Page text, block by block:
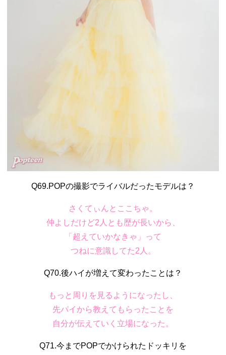
Q69.POPの撮影でライバルだったモデルは？
さくてぃんとここちゃ。
仲よしだけど2人とも歴が長いから、
「超えていかなきゃ」って
つねに意識してた2人。
Q70.後ハイが増えて変わったことは？
もっと周りを見るようになったし、
先パイから教えてもらったことを
自分が伝えていく立場になった。
Q71.今までPOPでかけられたドッキリを